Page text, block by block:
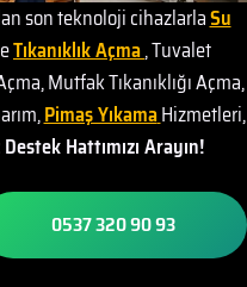
son teknoloji cihazlarlaSu
Tıkanıklık Açma, Tuvalet
Mutfak Tıkanıklığı Açma,
Pimaş YıkamaHizmetleri,
Hattımızı Arayın!
0537 320 90 93